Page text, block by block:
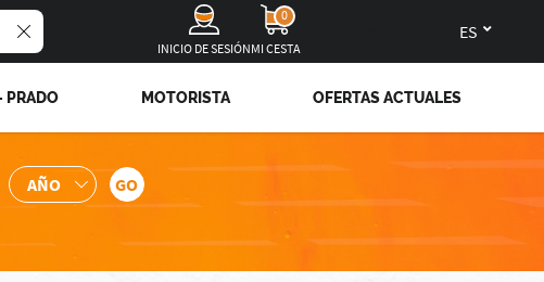
INICIO DE SESIÓN
0
MI CESTA
PRADO MOTORISTA OFERTAS ACTUALES